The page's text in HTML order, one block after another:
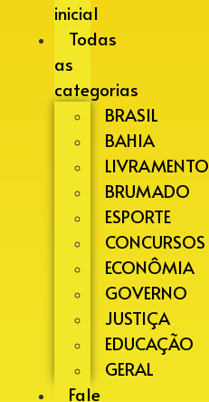
inicial
Todas
as
categorias
BRASIL
BAHIA
LIVRAMENTO
BRUMADO
ESPORTE
CONCURSOS
ECONÔMIA
GOVERNO
JUSTIÇA
EDUCAÇÃO
GERAL
Fale